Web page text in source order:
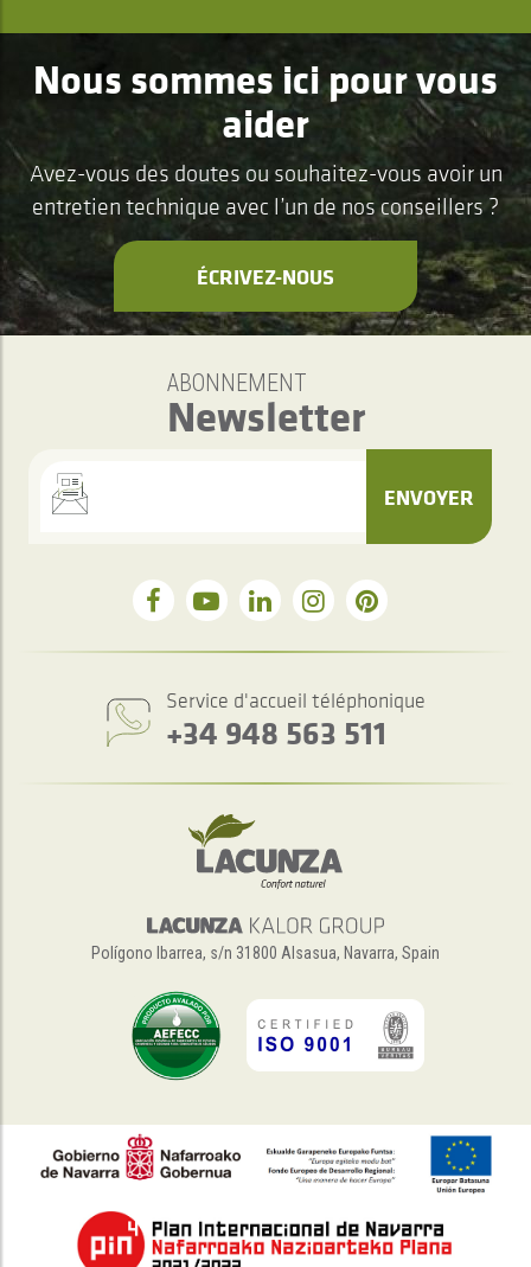
Nous sommes ici pour vous
aider
Avez-vous des doutes ou souhaitez-vous avoir un
entretien technique avec l’un de nos conseillers ?
ÉCRIVEZ-NOUS
ABONNEMENT
Newsletter
ENVOYER
Service d'accueil téléphonique
+34 948 563 511
Polígono Ibarrea, s/n 31800 Alsasua, Navarra, Spain